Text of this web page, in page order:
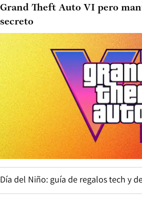
Grand Theft Auto VI pero
secreto
Día del Niño: guía de regalos tech y